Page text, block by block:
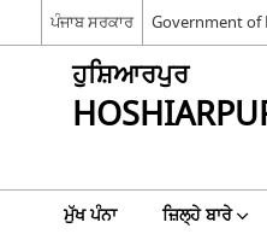
ਪੰਜਾਬ ਸਰਕਾਰ Government of
ਹੁਸ਼ਿਆਰਪੁਰ
ਮੁੱਖ ਪੰਨਾ ਜ਼ਿਲ੍ਹੇ ਬਾਰੇ